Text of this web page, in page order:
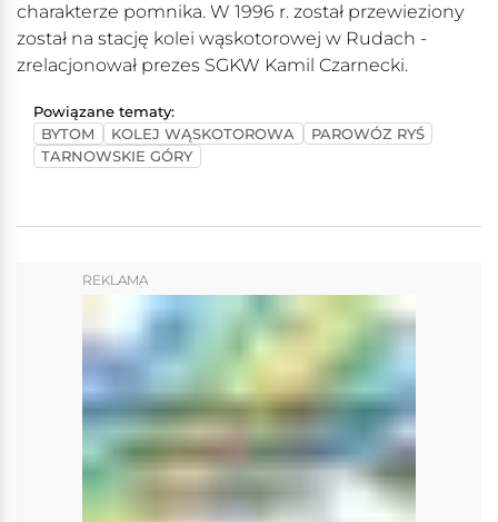
charakterze pomnika. W 1996 r. został przewieziony
został na stację kolei wąskotorowej w Rudach -
zrelacjonował prezes SGKW Kamil Czarnecki.
Powiązane tematy:
BYTOM
KOLEJ WĄSKOTOROWA
PAROWÓZ RYŚ
TARNOWSKIE GÓRY
REKLAMA